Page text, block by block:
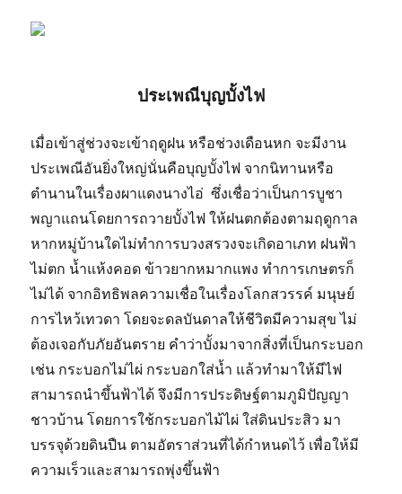
ประเพณีบุญบั้งไฟ
เมื่อเข้าสู่ช่วงจะเข้าฤดูฝน หรือช่วงเดือนหก จะมีงาน
ประเพณีอันยิ่งใหญ่นั่นคือบุญบั้งไฟ จากนิทานหรือ
ตำนานในเรื่องผาแดงนางไอ่ ซึ่งเชื่อว่าเป็นการบูชา
พญาแถนโดยการถวายบั้งไฟ ให้ฝนตกต้องตามฤดูกาล
หากหมู่บ้านใดไม่ทำการบวงสรวงจะเกิดอาเภท ฝนฟ้า
ไม่ตก น้ำแห้งคอด ข้าวยากหมากแพง ทำการเกษตรก็
ไม่ได้ จากอิทธิพลความเชื่อในเรื่องโลกสวรรค์ มนุษย์
การไหว้เทวดา โดยจะดลบันดาลให้ชีวิตมีความสุข ไม่
ต้องเจอกับภัยอันตราย คำว่าบั้งมาจากสิ่งที่เป็นกระบอก
เช่น กระบอกไม่ไผ่ กระบอกใส่น้ำ แล้วทำมาให้มีไฟ
สามารถนำขึ้นฟ้าได้ จึงมีการประดิษฐ์ตามภูมิปัญญา
ชาวบ้าน โดยการใช้กระบอกไม้ไผ่ ใส่ดินประสิว มา
บรรจุด้วยดินปืน ตามอัตราส่วนที่ได้กำหนดไว้ เพื่อให้มี
ความเร็วและสามารถพุ่งขึ้นฟ้า